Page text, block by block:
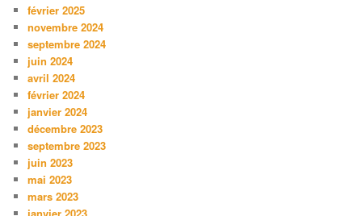
février 2025
novembre 2024
septembre 2024
juin 2024
avril 2024
février 2024
janvier 2024
décembre 2023
septembre 2023
juin 2023
mai 2023
mars 2023